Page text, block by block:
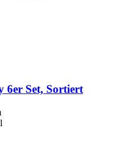
6er Set, Sortiert